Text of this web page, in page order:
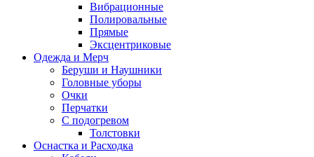
Вибрационные
Полировальные
Прямые
Эксцентриковые
Одежда и Мерч
Беруши и Наушники
Головные уборы
Очки
Перчатки
С подогревом
Толстовки
Оснастка и Расходка